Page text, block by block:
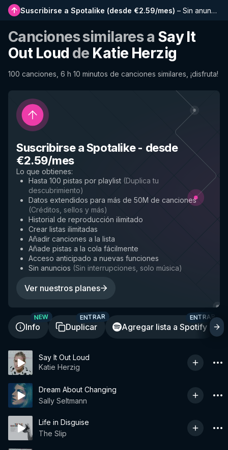
Suscribirse a Spotalike (desde €2.59/mes) – Sin anuncios, listas más largas, historial completo y acceso anticipado a nuevas funciones
Canciones similares a Say It
Out Loud de Katie Herzig
100 canciones, 6 h 10 minutos de canciones similares, ¡disfruta!
Suscribirse a Spotalike- desde
€2.59/mes
Lo que obtienes:
Hasta 100 pistas por playlist (Duplica tu
descubrimiento)
Datos extendidos para más de 50M de canciones
(Créditos, sellos y más)
Historial de reproducción ilimitado
Crear listas ilimitadas
Añadir canciones a la lista
Añade pistas a la cola fácilmente
Acceso anticipado a nuevas funciones
Sin anuncios (Sin interrupciones, solo música)
Ver nuestros planes
Info
NEW
Duplicar
ENTRAR
Agregar lista a Spotify
ENTRAR
Say It Out Loud
Katie Herzig
Dream About Changing
Sally Seltmann
Life in Disguise
The Slip